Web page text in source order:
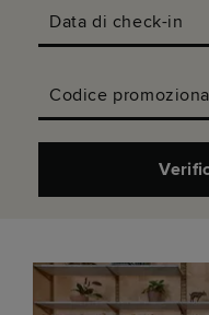
Data di check-in
Codice